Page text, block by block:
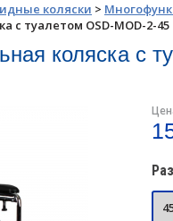
коляски >
с туалетом OSD-MOD-2-45
коляска с